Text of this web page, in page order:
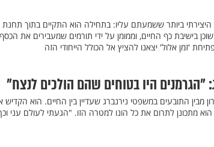
היצירתי ביותר ששמעתם עליו: בתחילה הוא התקיים בתוך תחנת
בישיבת כף החיים, וממומן על ידי תורמים שמעבירים את הכסף
'זמן אלול' יצאנו להציץ אל הכולל הייחודי הזה
"הגרמנים היו בטוחים שהם הולכים לנצח"
משפטן יהודי אמריקאי בן 96, האחרון מבין התובעים במשפטי נירנברג שעדיין בין החיים. הוא
מתכונן לתרום את כל הונו למטרה הזו. "הגעתי לעולם עני